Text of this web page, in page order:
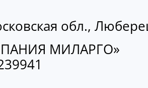
обл.,
МИЛАРГО»